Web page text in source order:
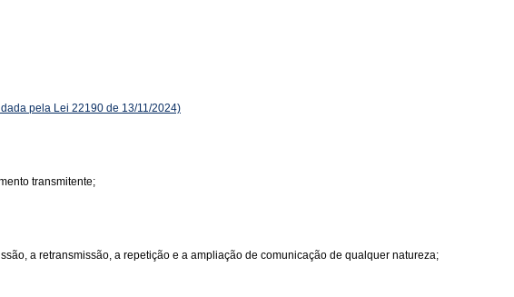
pela Lei 22190 de 13/11/2024)
transmitente;
a retransmissão, a repetição e a ampliação de comunicação de qualquer natureza;